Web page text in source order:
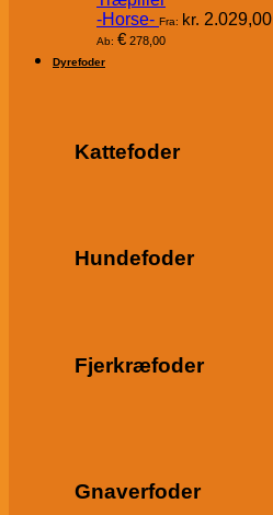
-Horse- Fra: kr. 2.029,00
Ab: € 278,00
Dyrefoder
Kattefoder
Hundefoder
Fjerkræfoder
Gnaverfoder